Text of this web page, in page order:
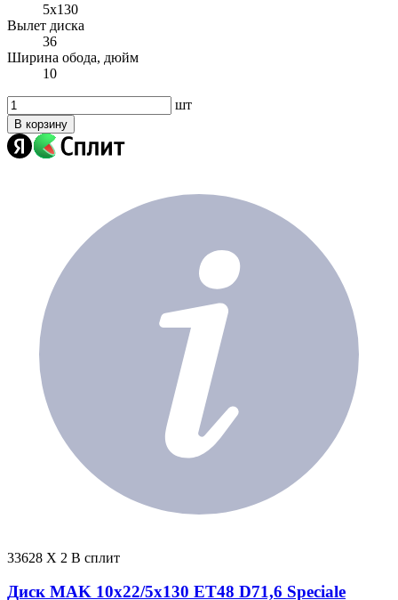
5x130
Вылет диска
36
Ширина обода, дюйм
10
шт
В корзину
33628 X 2 В сплит
Диск MAK 10x22/5x130 ET48 D71,6 Speciale